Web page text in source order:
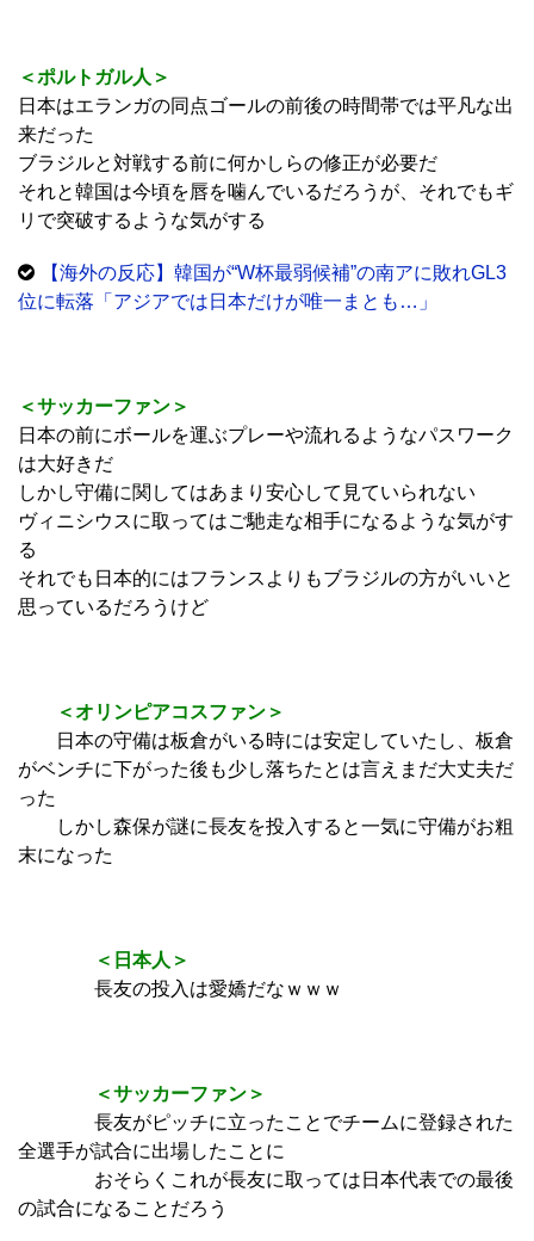
＜ポルトガル人＞
日本はエランガの同点ゴールの前後の時間帯では平凡な出
来だった
ブラジルと対戦する前に何かしらの修正が必要だ
それと韓国は今頃を唇を噛んでいるだろうが、それでもギ
リで突破するような気がする
【海外の反応】韓国が“W杯最弱候補”の南アに敗れGL3
位に転落「アジアでは日本だけが唯一まとも…」
＜サッカーファン＞
日本の前にボールを運ぶプレーや流れるようなパスワーク
は大好きだ
しかし守備に関してはあまり安心して見ていられない
ヴィニシウスに取ってはご馳走な相手になるような気がす
る
それでも日本的にはフランスよりもブラジルの方がいいと
思っているだろうけど
＜オリンピアコスファン＞
日本の守備は板倉がいる時には安定していたし、板倉
がベンチに下がった後も少し落ちたとは言えまだ大丈夫だ
った
しかし森保が謎に長友を投入すると一気に守備がお粗
末になった
＜日本人＞
長友の投入は愛嬌だなｗｗｗ
＜サッカーファン＞
長友がピッチに立ったことでチームに登録された
全選手が試合に出場したことに
おそらくこれが長友に取っては日本代表での最後
の試合になることだろう